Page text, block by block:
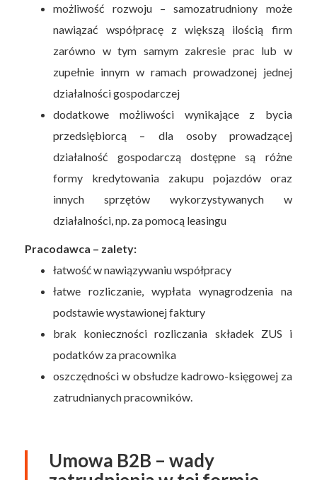
możliwość rozwoju – samozatrudniony może
nawiązać współpracę z większą ilością firm
zarówno w tym samym zakresie prac lub w
zupełnie innym w ramach prowadzonej jednej
działalności gospodarczej
dodatkowe możliwości wynikające z bycia
przedsiębiorcą – dla osoby prowadzącej
działalność gospodarczą dostępne są różne
formy kredytowania zakupu pojazdów oraz
innych sprzętów wykorzystywanych w
działalności, np. za pomocą leasingu
Pracodawca – zalety:
łatwość w nawiązywaniu współpracy
łatwe rozliczanie, wypłata wynagrodzenia na
podstawie wystawionej faktury
brak konieczności rozliczania składek ZUS i
podatków za pracownika
oszczędności w obsłudze kadrowo-księgowej za
zatrudnianych pracowników.
Umowa B2B – wady